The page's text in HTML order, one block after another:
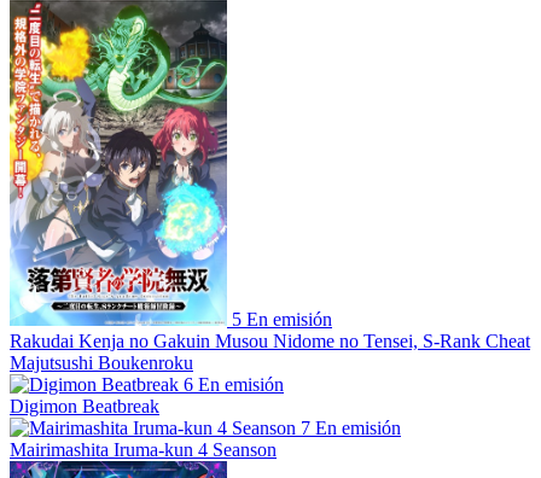
5 En emisión
Rakudai Kenja no Gakuin Musou Nidome no Tensei, S-Rank Cheat
Majutsushi Boukenroku
6 En emisión
Digimon Beatbreak
7 En emisión
Mairimashita Iruma-kun 4 Seanson